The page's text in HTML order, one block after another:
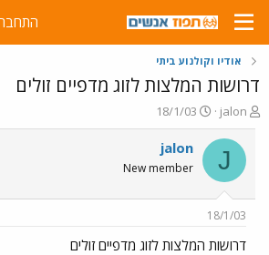
התחבר
אודיו וקולנוע ביתי
דרושות המלצות לזוג מדפיים זולים
פ
ו
ת
ח
ה
ש
א
jalon
פ
ו
ר
ר
18/1/03
J
jalon
New member
18/1/03
דרושות המלצות לזוג מדפיים זולים